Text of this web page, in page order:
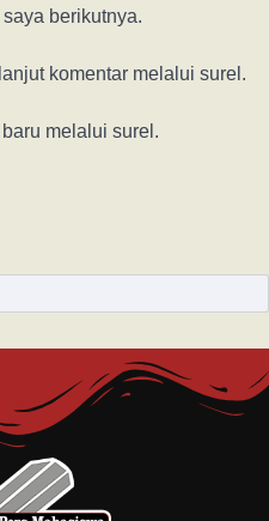
berikutnya.
komentar melalui surel.
melalui surel.